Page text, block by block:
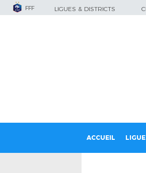
FFF LIGUES & DISTRICTS
ACCUEIL LIGUE